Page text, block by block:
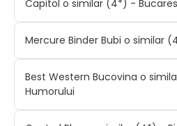
Capitol o similar (4*) -
Mercure Binder Bubi o similar
Best Western Bucovina o
Humorului